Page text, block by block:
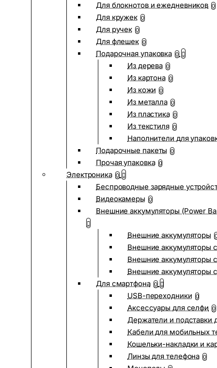
Для блокнотов и ежедневников 0
Для кружек 0
Для ручек 0
Для флешек 0
Подарочная упаковка 0
Из дерева 0
Из картона 0
Из кожи 0
Из металла 0
Из пластика 0
Из текстиля 0
Наполнители для
Подарочные пакеты 0
Прочая упаковка 0
Электроника 0
Беспроводные зарядные
Видеокамеры 0
Внешние аккумуляторы (Power
Внешние аккумуляторы
Внешние аккумуляторы
Внешние аккумуляторы
Внешние аккумуляторы
Для смартфона 0
USB-переходники 0
Аксессуары для селфи 0
Держатели и подставки
Кабели для мобильных
Кошельки-накладки и
Линзы для телефона 0